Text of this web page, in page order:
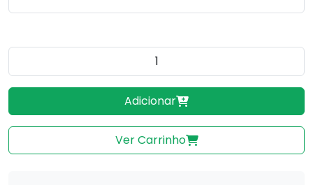
Quantidade do produto
Adicionar
Ver Carrinho